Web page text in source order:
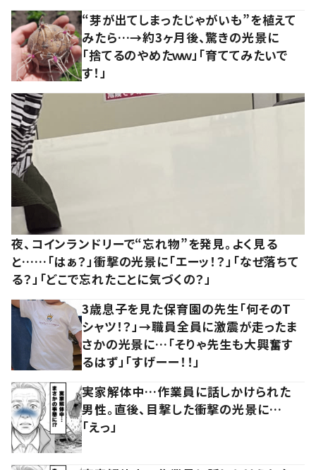
“芽が出てしまったじゃがいも”を植えて
みたら…→約3ヶ月後、驚きの光景に
「捨てるのやめたｗｗ」「育ててみたいで
す！」
夜、コインランドリーで“忘れ物”を発見。よく見る
と……「はぁ？」衝撃の光景に「エーッ！？」「なぜ落ちて
る？」「どこで忘れたことに気づくの？」
3歳息子を見た保育園の先生「何そのT
シャツ！？」→職員全員に激震が走ったま
さかの光景に…「そりゃ先生も大興奮す
るはず」「すげーー！！」
実家解体中…作業員に話しかけられた
男性。直後、目撃した衝撃の光景に…
「えっ」